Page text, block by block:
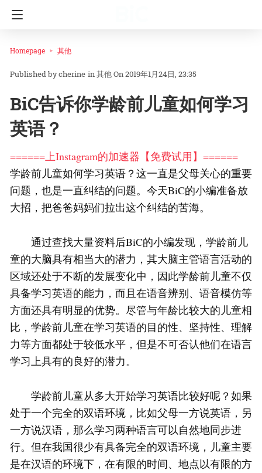
Homepage 其他
cherine in其他On 2019年1月24日, 23:35
BiC告诉你学龄前儿童如何学习
英语？
======上Instagram的加速器【免费试用】======
学龄前儿童如何学习英语？这一直是父母关心的重要
问题，也是一直纠结的问题。今天BiC的小编准备放
大招，把爸爸妈妈们拉出这个纠结的苦海。
通过查找大量资料后BiC的小编发现，学龄前儿
童的大脑具有相当大的潜力，其大脑主管语言活动的
区域还处于不断的发展变化中，因此学龄前儿童不仅
具备学习英语的能力，而且在语音辨别、语音模仿等
方面还具有明显的优势。尽管与年龄比较大的儿童相
比，学龄前儿童在学习英语的目的性、坚持性、理解
力等方面都处于较低水平，但是不可否认他们在语言
学习上具有的良好的潜力。
学龄前儿童从多大开始学习英语比较好呢？如果
处于一个完全的双语环境，比如父母一方说英语，另
一方说汉语，那么学习两种语言可以自然地同步进
行。但在我国很少有具备完全的双语环境，儿童主要
是在汉语的环境下，在有限的时间、地点以有限的方